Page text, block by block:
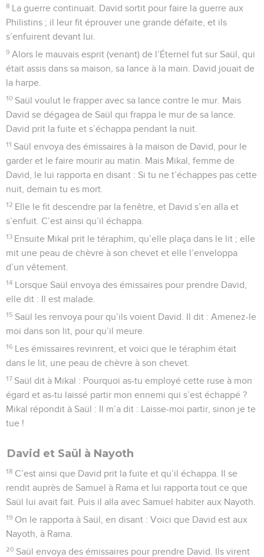
8 La guerre continuait. David sortit pour faire la guerre aux
Philistins ; il leur fit éprouver une grande défaite, et ils
s’enfuirent devant lui.
9 Alors le mauvais esprit (venant) de l’Éternel fut sur Saül, qui
était assis dans sa maison, sa lance à la main. David jouait de
la harpe.
10 Saül voulut le frapper avec sa lance contre le mur. Mais
David se dégagea de Saül qui frappa le mur de sa lance.
David prit la fuite et s’échappa pendant la nuit.
11 Saül envoya des émissaires à la maison de David, pour le
garder et le faire mourir au matin. Mais Mikal, femme de
David, le lui rapporta en disant : Si tu ne t’échappes pas cette
nuit, demain tu es mort.
12 Elle le fit descendre par la fenêtre, et David s’en alla et
s’enfuit. C’est ainsi qu’il échappa.
13 Ensuite Mikal prit le téraphim, qu’elle plaça dans le lit ; elle
mit une peau de chèvre à son chevet et elle l’enveloppa
d’un vêtement.
14 Lorsque Saül envoya des émissaires pour prendre David,
elle dit : Il est malade.
15 Saül les renvoya pour qu’ils voient David. Il dit : Amenez-le
moi dans son lit, pour qu’il meure.
16 Les émissaires revinrent, et voici que le téraphim était
dans le lit, une peau de chèvre à son chevet.
17 Saül dit à Mikal : Pourquoi as-tu employé cette ruse à mon
égard et as-tu laissé partir mon ennemi qui s’est échappé ?
Mikal répondit à Saül : Il m’a dit : Laisse-moi partir, sinon je te
tue !
David et Saül à Nayoth
18 C’est ainsi que David prit la fuite et qu’il échappa. Il se
rendit auprès de Samuel à Rama et lui rapporta tout ce que
Saül lui avait fait. Puis il alla avec Samuel habiter aux Nayoth.
19 On le rapporta à Saül, en disant : Voici que David est aux
Nayoth, à Rama.
20 Saül envoya des émissaires pour prendre David. Ils virent